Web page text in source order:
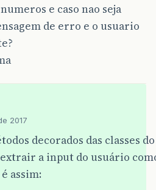
e caso nao seja
de erro e o usuario
2017
decorados das classes
a input do usuário
assim: